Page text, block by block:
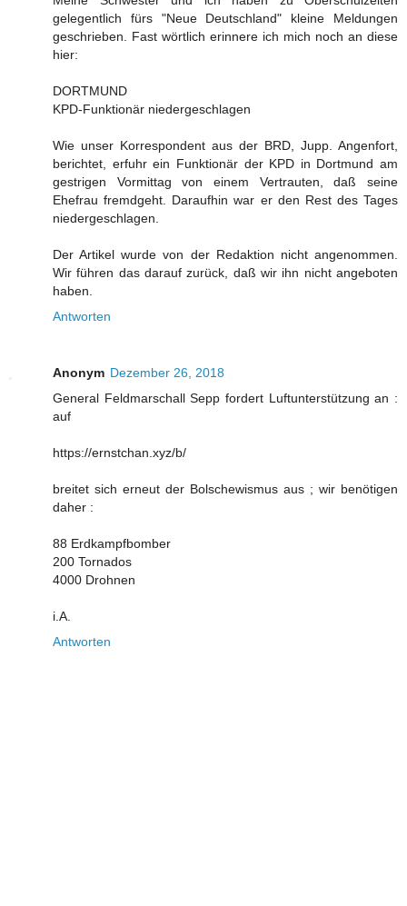
gelegentlich fürs "Neue Deutschland" kleine Meldungen
geschrieben. Fast wörtlich erinnere ich mich noch an diese
hier:
DORTMUND
KPD-Funktionär niedergeschlagen
Wie unser Korrespondent aus der BRD, Jupp. Angenfort,
berichtet, erfuhr ein Funktionär der KPD in Dortmund am
gestrigen Vormittag von einem Vertrauten, daß seine
Ehefrau fremdgeht. Daraufhin war er den Rest des Tages
niedergeschlagen.
Der Artikel wurde von der Redaktion nicht angenommen.
Wir führen das darauf zurück, daß wir ihn nicht angeboten
haben.
Antworten
Anonym Dezember 26, 2018
General Feldmarschall Sepp fordert Luftunterstützung an :
auf
https://ernstchan.xyz/b/
breitet sich erneut der Bolschewismus aus ; wir benötigen
daher :
88 Erdkampfbomber
200 Tornados
4000 Drohnen
i.A.
Antworten